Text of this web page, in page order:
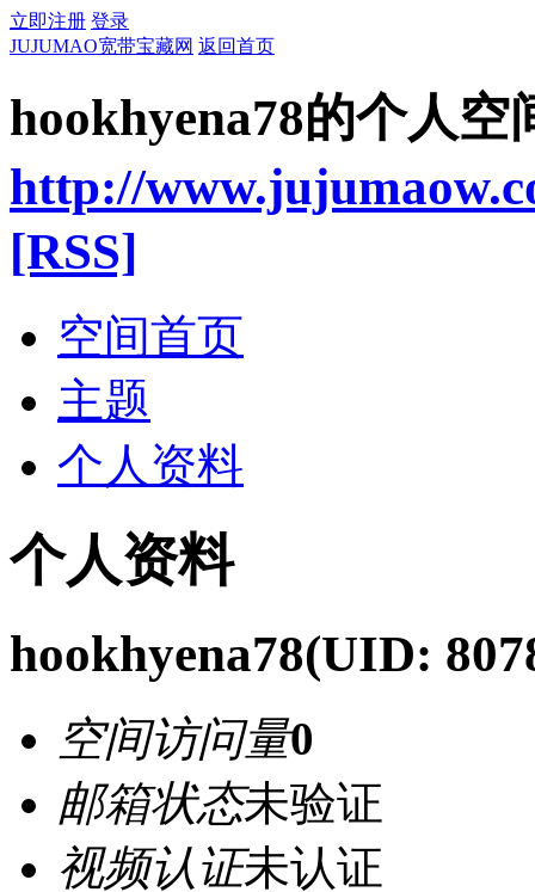
立即注册 登录
JUJUMAO宽带宝藏网 返回首页
hookhyena78的个人空
http://
[RSS]
空间首页
主题
个人资料
个人资料
hookhyena78(UID:
空间访问量0
邮箱状态未验证
视频认证未认证